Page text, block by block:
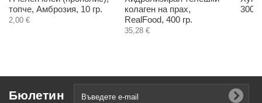
топче, Амброзия, 10 гр.
2,00 €
колаген на прах,
RealFood, 400 гр.
35,28 €
300
Бюлетин